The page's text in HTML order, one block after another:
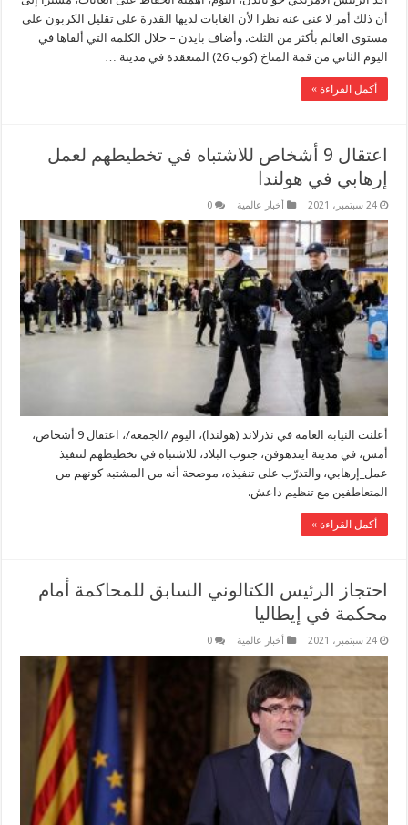
أن ذلك أمر لا غنى عنه نظرا لأن الغابات لديها القدرة على تقليل الكربون على
مستوى العالم بأكثر من الثلث. وأضاف بايدن – خلال الكلمة التي ألقاها في
اليوم الثاني من قمة المناخ (كوب 26) المنعقدة في مدينة …
أكمل القراءة »
اعتقال 9 أشخاص للاشتباه في تخطيطهم لعمل
إرهابي في هولندا
24 سبتمبر، 2021 أخبار عالمية 0
أعلنت النيابة العامة في نذرلاند (هولندا)، اليوم /الجمعة/، اعتقال 9 أشخاص،
أمس، في مدينة ايندهوفن، جنوب البلاد، للاشتباه في تخطيطهم لتنفيذ
عمل_إرهابي، والتدرّب على تنفيذه، موضحة أنه من المشتبه كونهم من
المتعاطفين مع تنظيم داعش.
أكمل القراءة »
احتجاز الرئيس الكتالوني السابق للمحاكمة أمام
محكمة في إيطاليا
24 سبتمبر، 2021 أخبار عالمية 0